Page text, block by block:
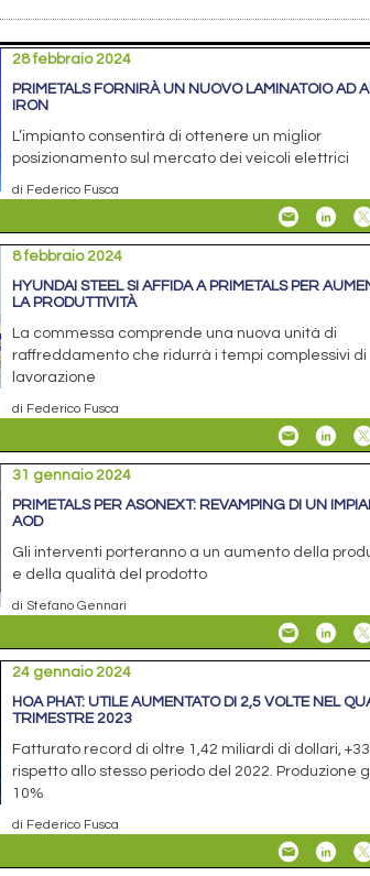
28 febbraio 2024
PRIMETALS FORNIRÀ UN NUOVO LAMINATOIO AD
IRON
L’impianto consentirà di ottenere un miglior
posizionamento sul mercato dei veicoli elettrici
di Federico Fusca
8 febbraio 2024
HYUNDAI STEEL SI AFFIDA A PRIMETALS PER
LA PRODUTTIVITÀ
La commessa comprende una nuova unità di
raffreddamento che ridurrà i tempi complessivi di
lavorazione
di Federico Fusca
31 gennaio 2024
PRIMETALS PER ASONEXT: REVAMPING DI UN
AOD
Gli interventi porteranno a un aumento della
e della qualità del prodotto
di Stefano Gennari
24 gennaio 2024
HOA PHAT: UTILE AUMENTATO DI 2,5 VOLTE NEL
TRIMESTRE 2023
Fatturato record di oltre 1,42 miliardi di dollari,
rispetto allo stesso periodo del 2022. Produzione
10%
di Federico Fusca